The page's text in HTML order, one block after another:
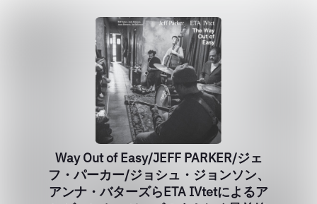
Way Out of Easy/JEFF PARKER/ジェ
フ・パーカー/ジョシュ・ジョンソン、
アンナ・バターズらETA IVtetによるア